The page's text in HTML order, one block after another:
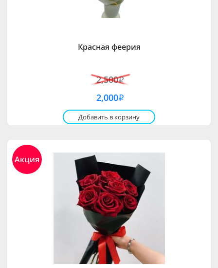
Красная феерия
2,500i
2,000i
Добавить в корзину
Акция